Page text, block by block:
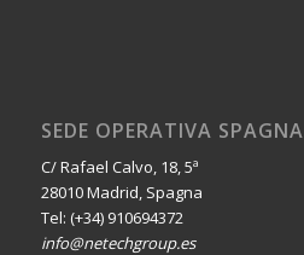
SEDE OPERATIVA SPAGNA
C/ Rafael Calvo, 18, 5ª
28010 Madrid, Spagna
Tel: (+34) 910694372
info@netechgroup.es